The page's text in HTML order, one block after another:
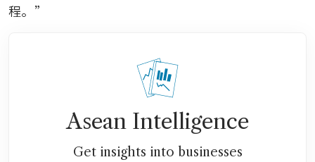
程。”
Asean Intelligence
Get insights into businesses